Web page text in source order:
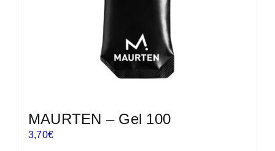
MAURTEN – Gel 100
3,70€